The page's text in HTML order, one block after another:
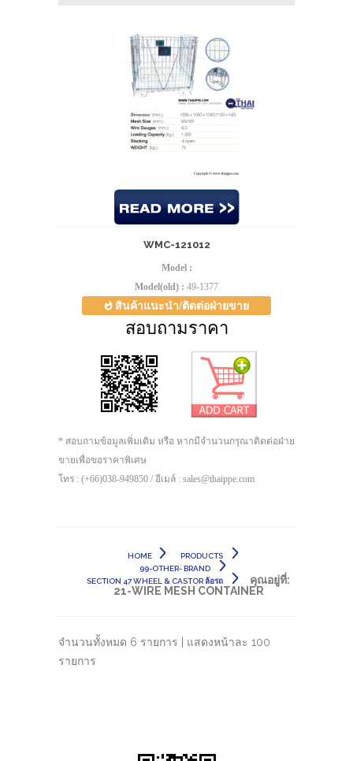
WMC-121012
Model :
Model(old) : 49-1377
สินค้าแนะนำ/ติดต่อฝ่ายขาย
สอบถามราคา
* สอบถามข้อมูลเพิ่มเติม หรือ หากมีจำนวนกรุณาติดต่อฝ่าย
ขายเพื่อขอราคาพิเศษ
โทร : (+66)038-949850 / อีเมล์ : sales@thaippe.com
HOME
PRODUCTS
99-OTHER- BRAND
SECTION 47 WHEEL & CASTOR ล้อรถ
คุณอยู่ที่:
21-WIRE MESH CONTAINER
จำนวนทั้งหมด 6 รายการ | แสดงหน้าละ 100
รายการ